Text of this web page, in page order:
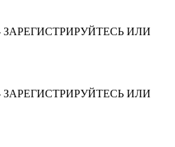
ИЛИ
ИЛИ